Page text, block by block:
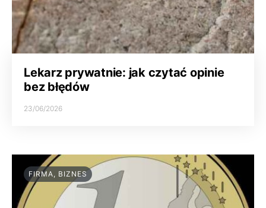
Lekarz prywatnie: jak czytać opinie
bez błędów
23/06/2026
FIRMA, BIZNES